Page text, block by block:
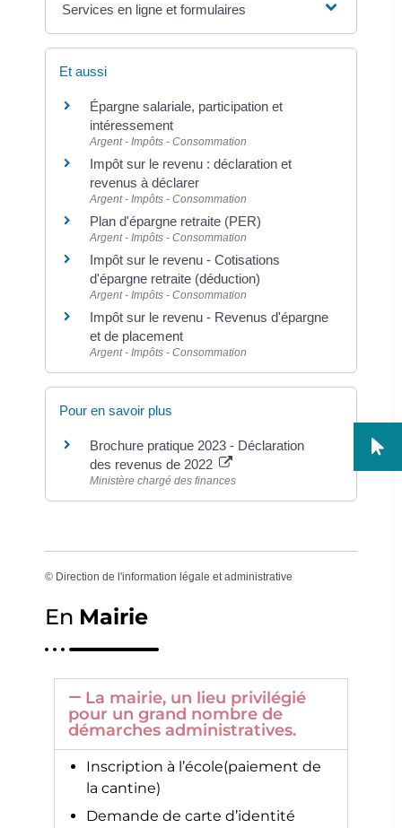
Services en ligne et formulaires
Et aussi
Épargne salariale, participation et
intéressement
Argent - Impôts - Consommation
Impôt sur le revenu : déclaration et
revenus à déclarer
Argent - Impôts - Consommation
Plan d'épargne retraite (PER)
Argent - Impôts - Consommation
Impôt sur le revenu - Cotisations
d'épargne retraite (déduction)
Argent - Impôts - Consommation
Impôt sur le revenu - Revenus d'épargne
et de placement
Argent - Impôts - Consommation
Pour en savoir plus
Brochure pratique 2023 - Déclaration
des revenus de 2022
Ministère chargé des finances
© Direction de l'information légale et administrative
En Mairie
La mairie, un lieu privilégié
pour un grand nombre de
démarches administratives.
Inscription à l’école(paiement de
la cantine)
Demande de carte d’identité